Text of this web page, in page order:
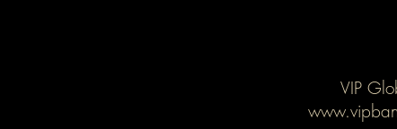
VIP